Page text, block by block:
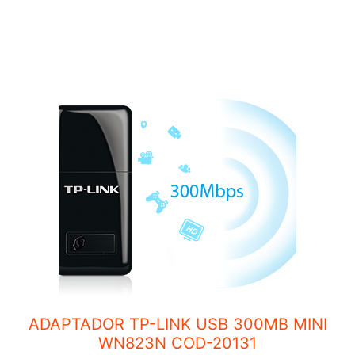
ADAPTADOR TP-LINK USB 300MB MINI
WN823N COD-20131